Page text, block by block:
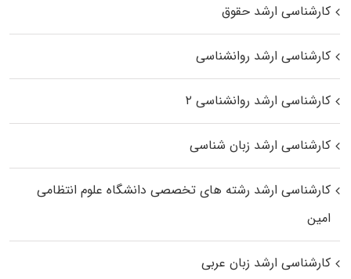
کارشناسی ارشد حقوق
کارشناسی ارشد روانشناسی
کارشناسی ارشد روانشناسی ۲
کارشناسی ارشد زبان شناسی
کارشناسی ارشد رﺷﺘﻪ ﻫﺎی تخصصی داﻧﺸﮕﺎه ﻋﻠﻮم انتظامی
اﻣﻴﻦ
کارشناسی ارشد زبان عربی